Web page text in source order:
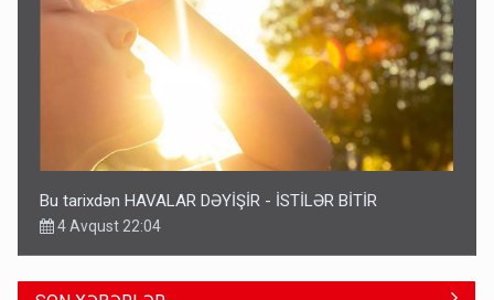
Bu tarixdən HAVALAR DƏYİŞİR - İSTİLƏR BİTİR
4 Avqust 22:04